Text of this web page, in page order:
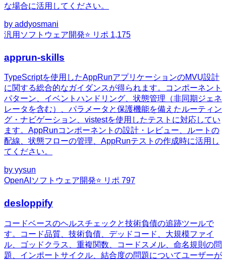
な場合に活用してください。
by addyosmani
汎用 ソフトウェア開発⭐ リポ 1,175
apprun-skills
TypeScriptを使用したAppRunアプリケーションのMVU設計
に関する総合的なガイダンスが得られます。コンポーネント
パターン、イベントハンドリング、状態管理（非同期ジェネ
レータを含む）、パラメータと保護機能を備えたルーティン
グ・ナビゲーション、vistestを使用したテストに対応してい
ます。AppRunコンポーネントの設計・レビュー、ルートの
配線、状態フローの管理、AppRunテストの作成時に活用し
てください。
by yysun
OpenAI ソフトウェア開発⭐ リポ 797
desloppify
コードベースのヘルスチェックと技術負債の追跡ツールで
す。コード品質、技術負債、デッドコード、大規模ファイ
ル、ゴッドクラス、重複関数、コードスメル、命名規則の問
題、インポートサイクル、結合度の問題についてユーザーが